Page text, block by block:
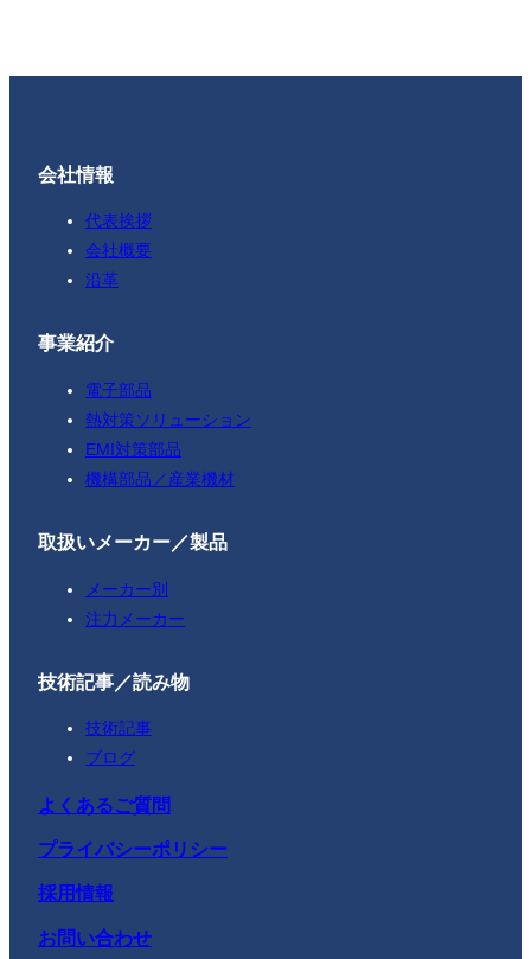
会社情報
代表挨拶
会社概要
沿革
事業紹介
電子部品
熱対策ソリューション
EMI対策部品
機構部品／産業機材
取扱いメーカー／製品
メーカー別
注力メーカー
技術記事／読み物
技術記事
ブログ
よくあるご質問
プライバシーポリシー
採用情報
お問い合わせ